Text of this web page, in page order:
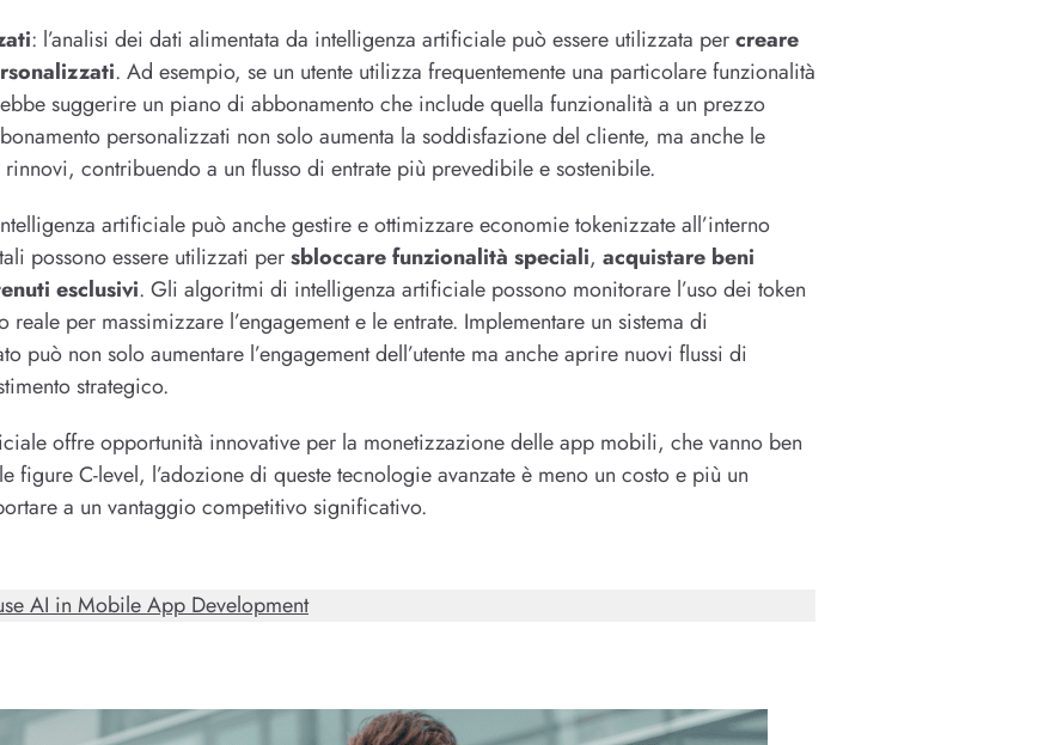
: l’analisi dei dati alimentata da intelligenza artificiale può essere utilizzata percreare
. Ad esempio, se un utente utilizza frequentemente una particolare funzionalità
suggerire un piano di abbonamento che include quella funzionalità a un prezzo
personalizzati non solo aumenta la soddisfazione del cliente, ma anche le
contribuendo a un flusso di entrate più prevedibile e sostenibile.
artificiale può anche gestire e ottimizzare economie tokenizzate all’interno
possono essere utilizzati persbloccare funzionalità speciali, acquistare beni
esclusivi. Gli algoritmi di intelligenza artificiale possono monitorare l’uso dei token
per massimizzare l’engagement e le entrate. Implementare un sistema di
può non solo aumentare l’engagement dell’utente ma anche aprire nuovi flussi di
strategico.
offre opportunità innovative per la monetizzazione delle app mobili, che vanno ben
figure C-level, l’adozione di queste tecnologie avanzate è meno un costo e più un
a un vantaggio competitivo significativo.
AI in Mobile App Development